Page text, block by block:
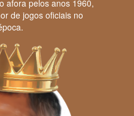
afora pelos anos 1960,
de jogos oficiais no